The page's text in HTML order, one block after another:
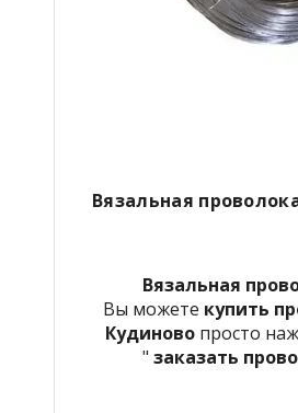
Вязальная
Вязальная
Вы можете купить
Кудиново просто
" заказать